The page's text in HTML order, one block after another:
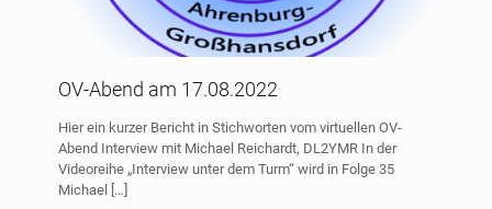
OV-Abend am 17.08.2022
Hier ein kurzer Bericht in Stichworten vom virtuellen OV-
Abend Interview mit Michael Reichardt, DL2YMR In der
Videoreihe „Interview unter dem Turm“ wird in Folge 35
Michael
[…]